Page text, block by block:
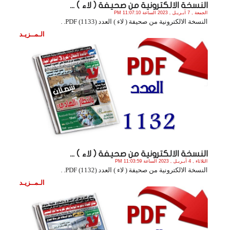
النسخة الالكترونية من صحيفة ( لاء ) ...
الجمعة , 7 أبـريـل , 2023 الساعة 11:07:10 PM
النسخة الالكترونية من صحيفة ( لاء ) العدد (1133) PDF. .
الـمــزيـد
النسخة الالكترونية من صحيفة ( لاء ) ...
الثلاثاء , 4 أبـريـل , 2023 الساعة 11:03:59 PM
النسخة الالكترونية من صحيفة ( لاء ) العدد (1132) PDF. .
الـمــزيـد